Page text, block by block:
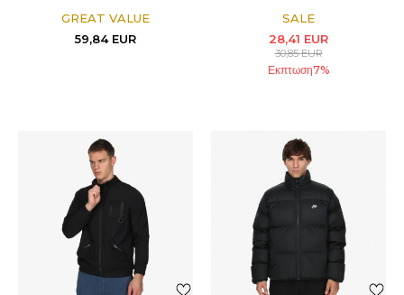
GREAT VALUE
59,84 EUR
SALE
28,41 EUR
30,85EUR
Εκπτωση7%